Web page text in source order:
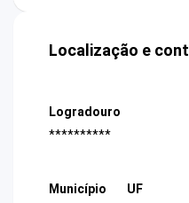
Localização e
Logradouro
**********
Município
UF